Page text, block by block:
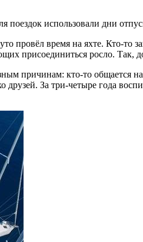
использовали дни
провёл время на яхте. Кто-то
присоединиться росло. Так,
причинам: кто-то общается на
За три-четыре года